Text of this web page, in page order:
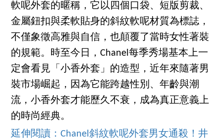
軟呢外套的暱稱，它以四個口袋、短版剪裁、
金屬鈕扣與柔軟貼身的斜紋軟呢材質為標誌，
不僅象徵高雅與自信，也顛覆了當時女性著裝
的規範。時至今日，Chanel每季秀場基本上一
定會看見「小香外套」的造型，近年來隨著男
裝市場崛起，因為它能跨越性別、年齡與潮
流，小香外套才能歷久不衰，成為真正意義上
的時尚經典。
延伸閱讀：Chanel斜紋軟呢外套男女通殺！井